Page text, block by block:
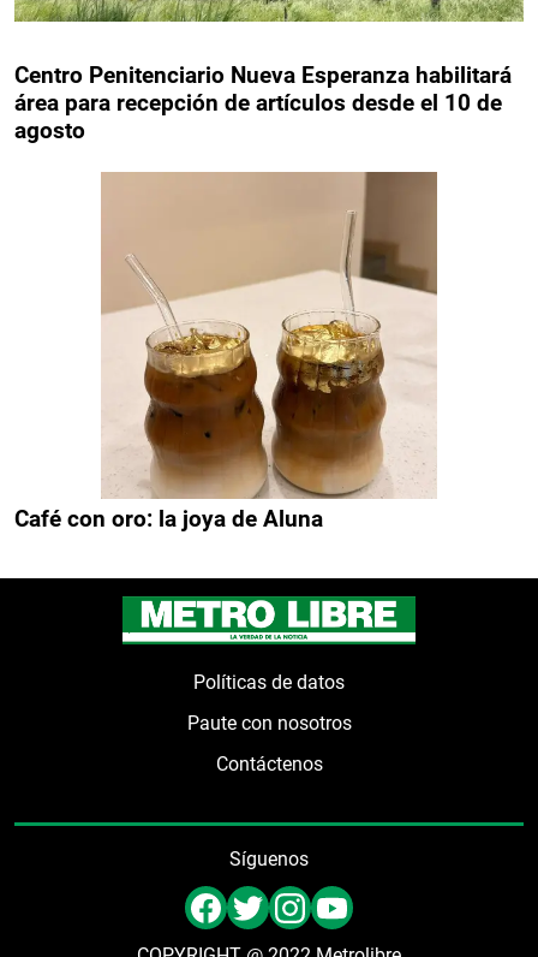
Centro Penitenciario Nueva Esperanza habilitará
área para recepción de artículos desde el 10 de
agosto
Café con oro: la joya de Aluna
Políticas de datos
Paute con nosotros
Contáctenos
Síguenos